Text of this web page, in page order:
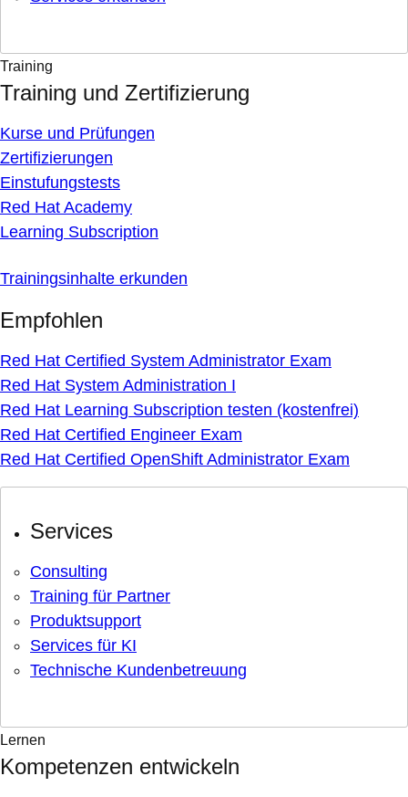
Training
Training und Zertifizierung
Kurse und Prüfungen
Zertifizierungen
Einstufungstests
Red Hat Academy
Learning Subscription
Trainingsinhalte erkunden
Empfohlen
Red Hat Certified System Administrator Exam
Red Hat System Administration I
Red Hat Learning Subscription testen (kostenfrei)
Red Hat Certified Engineer Exam
Red Hat Certified OpenShift Administrator Exam
Services
Consulting
Training für Partner
Produktsupport
Services für KI
Technische Kundenbetreuung
Lernen
Kompetenzen entwickeln